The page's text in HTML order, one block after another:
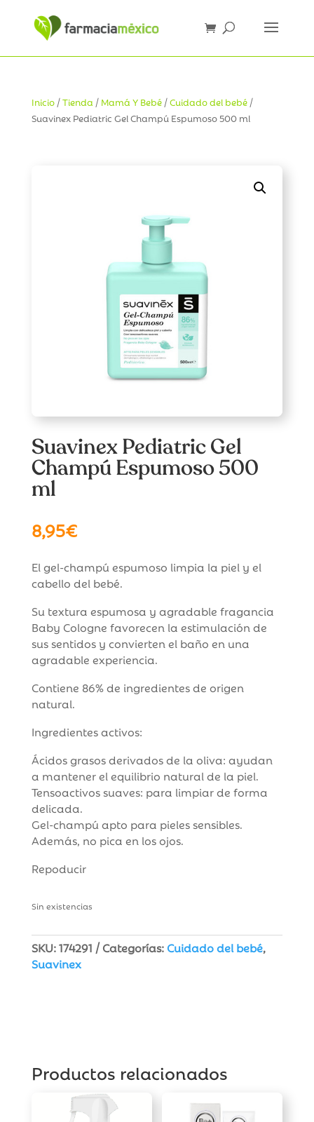
Inicio/Tienda / Mamá Y Bebé/Cuidado del bebé/
Suavinex Pediatric Gel Champú Espumoso 500 ml
Suavinex Pediatric Gel
Champú Espumoso 500
ml
8,95€
El gel-champú espumoso limpia la piel y el
cabello del bebé.
Su textura espumosa y agradable fragancia
Baby Cologne favorecen la estimulación de
sus sentidos y convierten el baño en una
agradable experiencia.
Contiene 86% de ingredientes de origen
natural.
Ingredientes activos:
Ácidos grasos derivados de la oliva: ayudan
a mantener el equilibrio natural de la piel.
Tensoactivos suaves: para limpiar de forma
delicada.
Gel-champú apto para pieles sensibles.
Además, no pica en los ojos.
Repoducir
Sin existencias
SKU:174291 Categorías:Cuidado del bebé,
Suavinex
Productos relacionados